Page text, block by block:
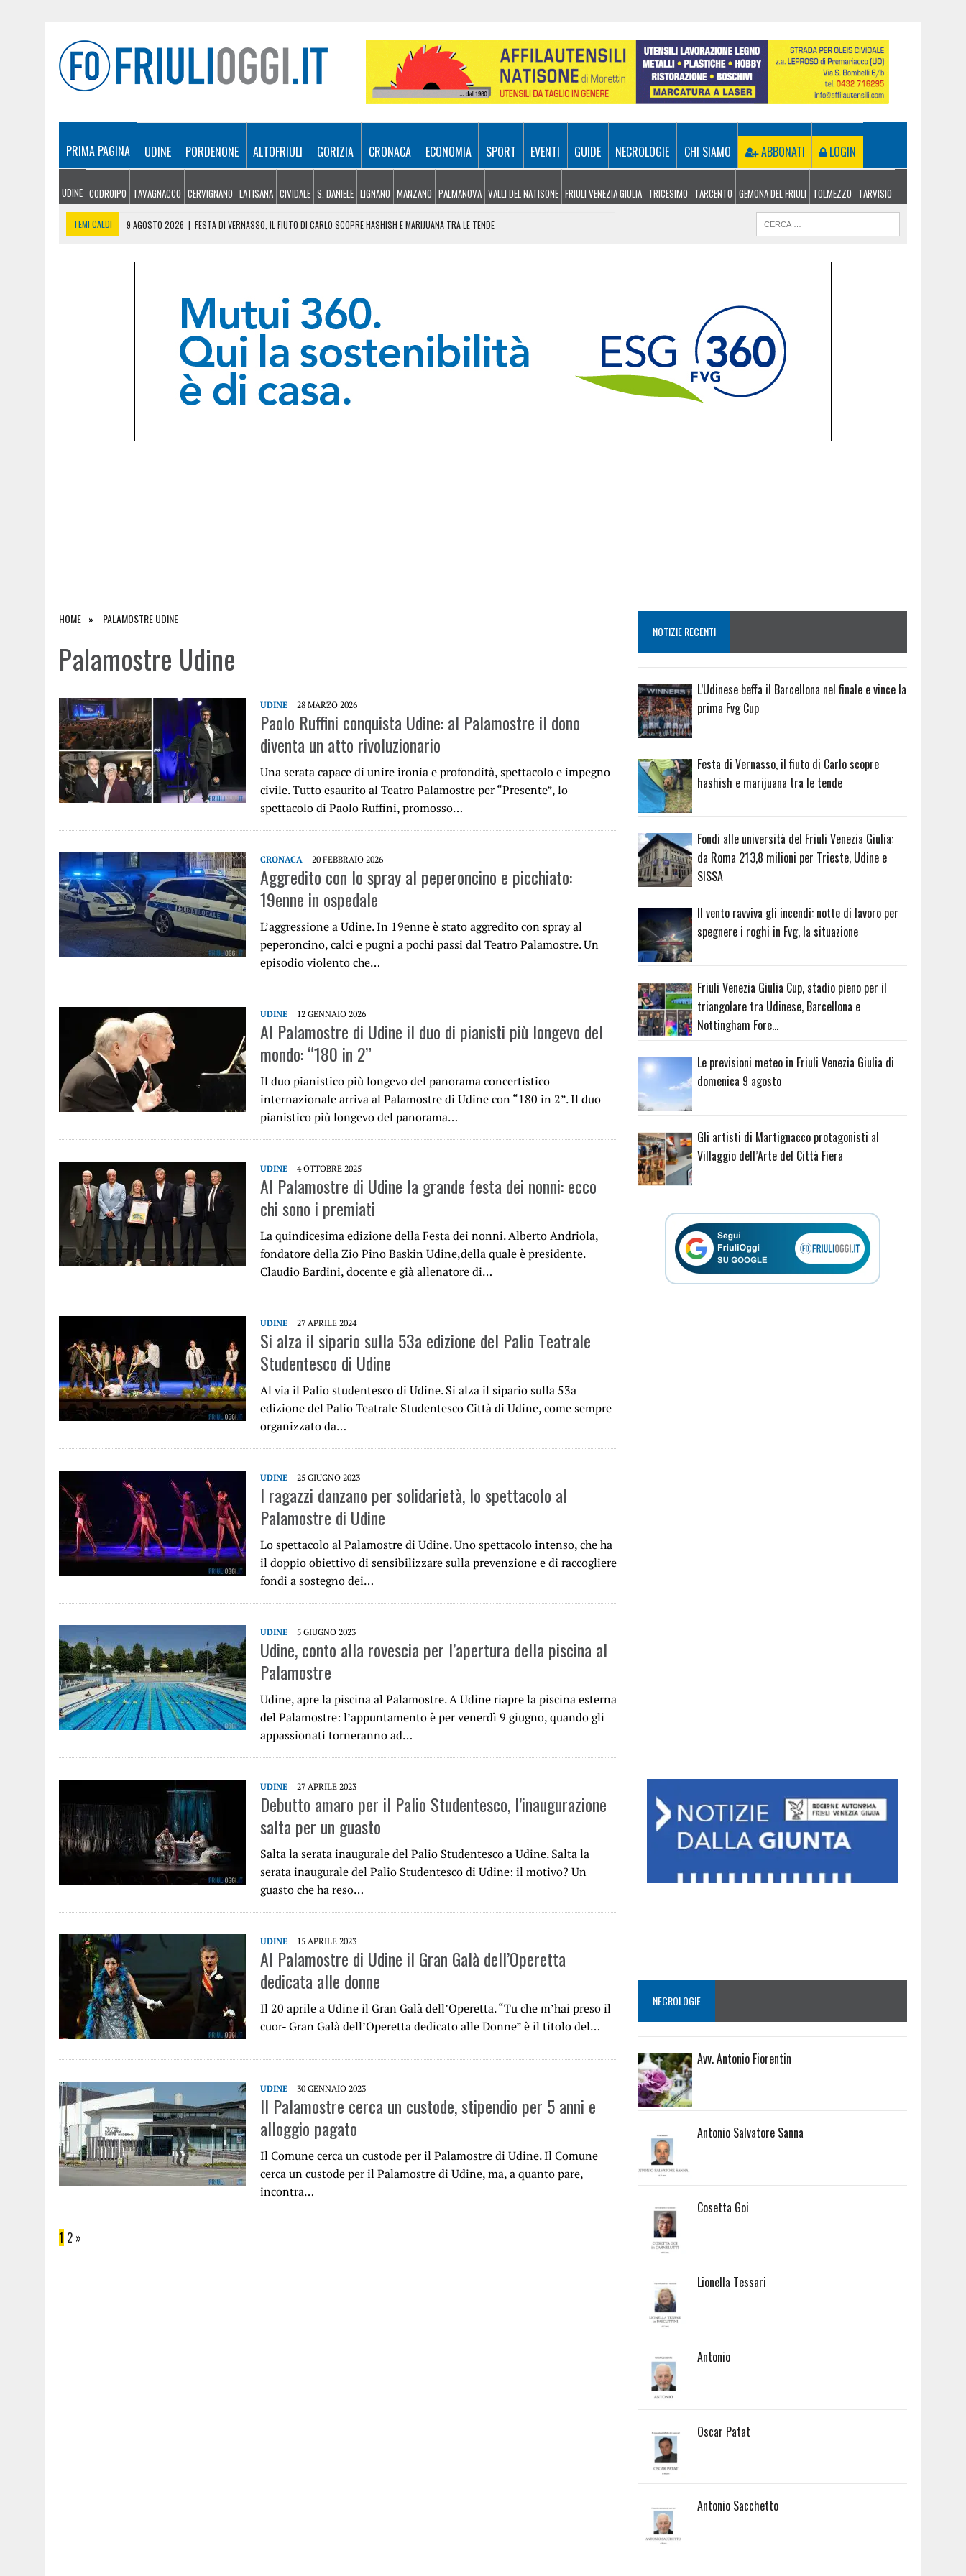
PRIMA PAGINA UDINE PORDENONE ALTOFRIULI GORIZIA CRONACA ECONOMIA SPORT EVENTI GUIDE NECROLOGIE CHI SIAMO ABBONATI LOGIN
UDINE CODROIPO TAVAGNACCO CERVIGNANO LATISANA CIVIDALE S. DANIELE LIGNANO MANZANO PALMANOVA VALLI DEL NATISONE FRIULI VENEZIA GIULIA TRICESIMO TARCENTO GEMONA DEL FRIULI TOLMEZZO TARVISIO
TEMI CALDI 9 AGOSTO 2026 | FESTA DI VERNASSO, IL FIUTO DI CARLO SCOPRE HASHISH E MARIJUANA TRA LE TENDE
FRIULI VENEZIA GIULIA CUP, STADIO PIENO PER IL TRIANGOLARE TRA UDINESE, BARCELLONA E NOTTINGHAM FOREST
L’UDINESE BEFFA IL BARCELLONA NEL FINALE E VINCE LA PRIMA FVG CUP
HOME PALAMOSTRE UDINE
Palamostre Udine
UDINE 28 MARZO 2026
Paolo Ruffini conquista Udine: al Palamostre il dono
diventa un atto rivoluzionario
Una serata capace di unire ironia e profondità, spettacolo e impegno
civile. Tutto esaurito al Teatro Palamostre per “Presente”, lo
spettacolo di Paolo Ruffini, promosso…
CRONACA 20 FEBBRAIO 2026
Aggredito con lo spray al peperoncino e picchiato:
19enne in ospedale
L’aggressione a Udine. In 19enne è stato aggredito con spray al
peperoncino, calci e pugni a pochi passi dal Teatro Palamostre. Un
episodio violento che…
UDINE 12 GENNAIO 2026
Al Palamostre di Udine il duo di pianisti più longevo del
mondo: “180 in 2”
Il duo pianistico più longevo del panorama concertistico
internazionale arriva al Palamostre di Udine con “180 in 2”. Il duo
pianistico più longevo del panorama…
UDINE 4 OTTOBRE 2025
Al Palamostre di Udine la grande festa dei nonni: ecco
chi sono i premiati
La quindicesima edizione della Festa dei nonni. Alberto Andriola,
fondatore della Zio Pino Baskin Udine,della quale è presidente.
Claudio Bardini, docente e già allenatore di…
UDINE 27 APRILE 2024
Si alza il sipario sulla 53a edizione del Palio Teatrale
Studentesco di Udine
Al via il Palio studentesco di Udine. Si alza il sipario sulla 53a
edizione del Palio Teatrale Studentesco Città di Udine, come sempre
organizzato da…
UDINE 25 GIUGNO 2023
I ragazzi danzano per solidarietà, lo spettacolo al
Palamostre di Udine
Lo spettacolo al Palamostre di Udine. Uno spettacolo intenso, che ha
il doppio obiettivo di sensibilizzare sulla prevenzione e di raccogliere
fondi a sostegno dei…
UDINE 5 GIUGNO 2023
Udine, conto alla rovescia per l’apertura della piscina al
Palamostre
Udine, apre la piscina al Palamostre. A Udine riapre la piscina esterna
del Palamostre: l’appuntamento è per venerdì 9 giugno, quando gli
appassionati torneranno ad…
UDINE 27 APRILE 2023
Debutto amaro per il Palio Studentesco, l’inaugurazione
salta per un guasto
Salta la serata inaugurale del Palio Studentesco a Udine. Salta la
serata inaugurale del Palio Studentesco di Udine: il motivo? Un
guasto che ha reso…
UDINE 15 APRILE 2023
Al Palamostre di Udine il Gran Galà dell’Operetta
dedicata alle donne
Il 20 aprile a Udine il Gran Galà dell’Operetta. “Tu che m’hai preso il
cuor- Gran Galà dell’Operetta dedicato alle Donne” è il titolo del…
UDINE 30 GENNAIO 2023
Il Palamostre cerca un custode, stipendio per 5 anni e
alloggio pagato
Il Comune cerca un custode per il Palamostre di Udine. Il Comune
cerca un custode per il Palamostre di Udine, ma, a quanto pare,
incontra…
1 2 »
NOTIZIE RECENTI
L’Udinese beffa il Barcellona nel finale e vince la
prima Fvg Cup
Festa di Vernasso, il fiuto di Carlo scopre
hashish e marijuana tra le tende
Fondi alle università del Friuli Venezia Giulia:
da Roma 213,8 milioni per Trieste, Udine e
SISSA
Il vento ravviva gli incendi: notte di lavoro per
spegnere i roghi in Fvg, la situazione
Friuli Venezia Giulia Cup, stadio pieno per il
triangolare tra Udinese, Barcellona e
Nottingham Fore…
Le previsioni meteo in Friuli Venezia Giulia di
domenica 9 agosto
Gli artisti di Martignacco protagonisti al
Villaggio dell’Arte del Città Fiera
NECROLOGIE
Avv. Antonio Fiorentin
Antonio Salvatore Sanna
Cosetta Goi
Lionella Tessari
Antonio
Oscar Patat
Antonio Sacchetto